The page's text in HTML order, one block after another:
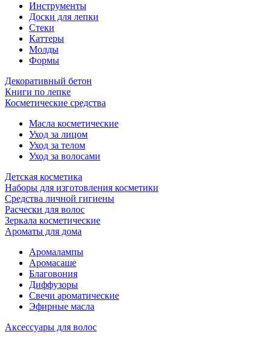
Инструменты
Доски для лепки
Стеки
Каттеры
Молды
Формы
Декоративный бетон
Книги по лепке
Косметические средства
Масла косметические
Уход за лицом
Уход за телом
Уход за волосами
Детская косметика
Наборы для изготовления косметики
Средства личной гигиены
Расчески для волос
Зеркала косметические
Ароматы для дома
Аромалампы
Аромасаше
Благовония
Диффузоры
Свечи ароматические
Эфирные масла
Аксессуары для волос